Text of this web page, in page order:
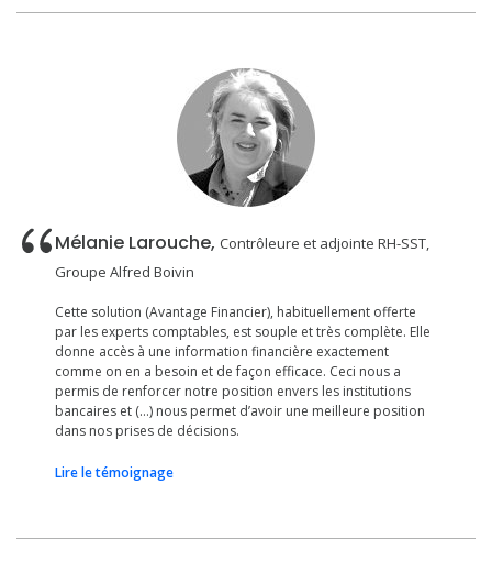
Mélanie Larouche, Contrôleure et adjointe RH-SST,
Groupe Alfred Boivin
Cette solution (Avantage Financier), habituellement offerte
par les experts comptables, est souple et très complète. Elle
donne accès à une information financière exactement
comme on en a besoin et de façon efficace. Ceci nous a
permis de renforcer notre position envers les institutions
bancaires et (…) nous permet d’avoir une meilleure position
dans nos prises de décisions.
Lire le témoignage